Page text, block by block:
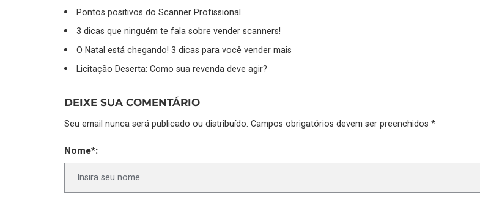
Pontos positivos do Scanner Profissional
3 dicas que ninguém te fala sobre vender scanners!
O Natal está chegando! 3 dicas para você vender mais
Licitação Deserta: Como sua revenda deve agir?
DEIXE SUA COMENTÁRIO
Seu email nunca será publicado ou distribuído. Campos obrigatórios devem ser preenchidos *
Nome*: